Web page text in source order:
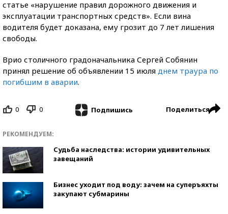
статье «нарушение правил дорожного движения и
эксплуатации транспортных средств». Если вина
водителя будет доказана, ему грозит до 7 лет лишения
свободы.
Врио столичного градоначальника Сергей Собянин
принял решение об объявлении 15 июля днем траура по
погибшим в аварии.
0 0 Подпишись Поделиться
РЕКОМЕНДУЕМ:
Судьба наследства: истории удивительных
завещаний
Бизнес уходит под воду: зачем на суперъяхты
закупают субмарины